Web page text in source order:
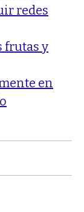
redes
frutas y
en